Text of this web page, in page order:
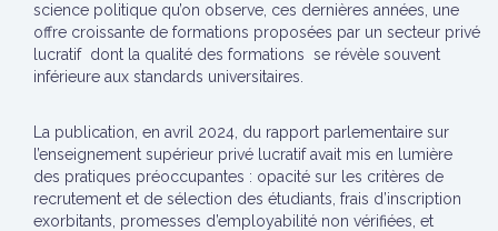
science politique qu’on observe, ces dernières années, une
offre croissante de formations proposées par un secteur privé
lucratif dont la qualité des formations se révèle souvent
inférieure aux standards universitaires.
La publication, en avril 2024, du rapport parlementaire sur
l’enseignement supérieur privé lucratif avait mis en lumière
des pratiques préoccupantes : opacité sur les critères de
recrutement et de sélection des étudiants, frais d’inscription
exorbitants, promesses d’employabilité non vérifiées, et